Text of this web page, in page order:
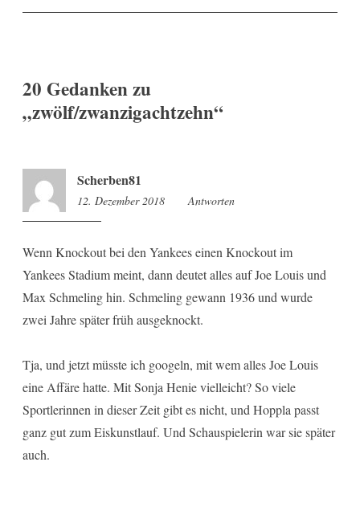
20 Gedanken zu
„zwölf/zwanzigachtzehn“
Scherben81
12. Dezember 2018 8:41
Antworten
Wenn Knockout bei den Yankees einen Knockout im
Yankees Stadium meint, dann deutet alles auf Joe Louis und
Max Schmeling hin. Schmeling gewann 1936 und wurde
zwei Jahre später früh ausgeknockt.
Tja, und jetzt müsste ich googeln, mit wem alles Joe Louis
eine Affäre hatte. Mit Sonja Henie vielleicht? So viele
Sportlerinnen in dieser Zeit gibt es nicht, und Hoppla passt
ganz gut zum Eiskunstlauf. Und Schauspielerin war sie später
auch.